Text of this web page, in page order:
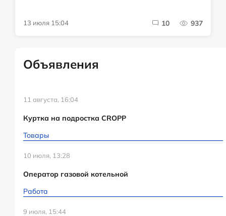
13 июля 15:04 10 937
Объявления
11 августа, 16:04
Куртка на подростка CROPP
Товары
10 июля, 13:28
Оператор газовой котельной
Работа
9 июля, 15:44